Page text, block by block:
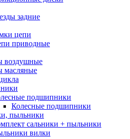
задние
цепи
приводные
воздушные
масляные
подшипники
Колесные подшипники
пыльники
сальники + пыльники
вилки